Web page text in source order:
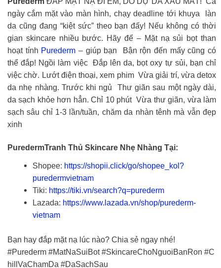
ngày cắm mặt vào màn hình, chạy deadline tới khuya làn
da cũng đang “kiệt sức” theo bạn đấy! Nếu không có thời
gian skincare nhiều bước. Hãy để – Mặt nạ sủi bọt than
hoạt tính Purederm – giúp bạn Bận rộn đến mấy cũng có
thể đắp! Ngồi làm việc Đắp lên da, bọt oxy tự sủi, bạn chỉ
việc chờ. Lướt điện thoại, xem phim Vừa giải trí, vừa detox
da nhẹ nhàng. Trước khi ngủ Thư giãn sau một ngày dài,
da sạch khỏe hơn hẳn. Chỉ 10 phút Vừa thư giãn, vừa làm
sạch sâu chỉ 1-3 lần/tuần, chăm da nhàn tênh mà vẫn đẹp
xinh
PuredermTranh Thủ Skincare Nhẹ Nhàng Tại:
Shopee: https://shopii.click/go/shopee_kol?
puredermvietnam
Tiki: https://tiki.vn/search?q=purederm
Lazada: https://www.lazada.vn/shop/purederm-
vietnam
Bạn hay đắp mặt nạ lúc nào? Chia sẻ ngay nhé!
#Purederm #MatNaSuiBot #SkincareChoNguoiBanRon #C
hillVaChamDa #DaSachSau